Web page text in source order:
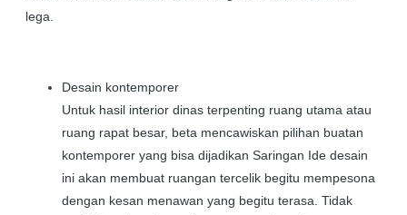
lega.
Desain kontemporer
Untuk hasil interior dinas terpenting ruang utama atau
ruang rapat besar, beta mencawiskan pilihan buatan
kontemporer yang bisa dijadikan Saringan Ide desain
ini akan membuat ruangan tercelik begitu mempesona
dengan kesan menawan yang begitu terasa. Tidak